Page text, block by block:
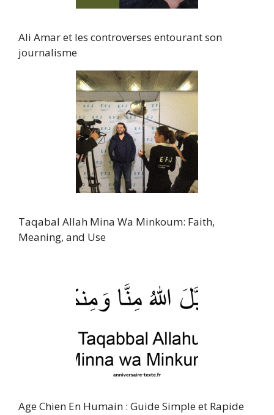
Ali Amar et les controverses entourant son
journalisme
Taqabal Allah Mina Wa Minkoum: Faith,
Meaning, and Use
Age Chien En Humain : Guide Simple et Rapide